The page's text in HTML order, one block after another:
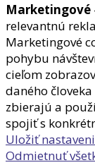
Marketingové
relevantnú
Marketingové
pohybu
cieľom
daného
zbierajú a
spojiť s
Uložiť
Odmietnuť